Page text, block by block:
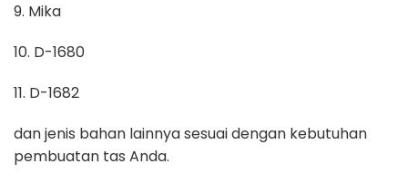
9. Mika
10. D-1680
11. D-1682
dan jenis bahan lainnya sesuai dengan kebutuhan
pembuatan tas Anda.